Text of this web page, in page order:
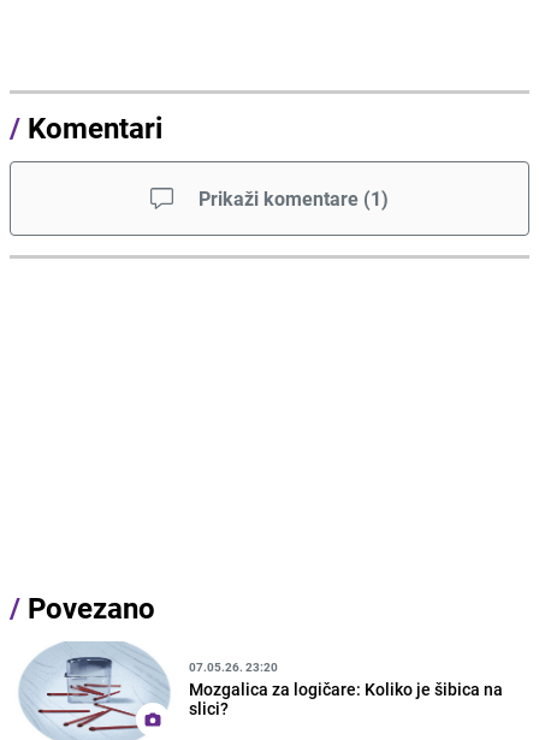
/ Komentari
Prikaži komentare (1)
/ Povezano
07.05.26. 23:20
Mozgalica za logičare: Koliko je šibica na
slici?